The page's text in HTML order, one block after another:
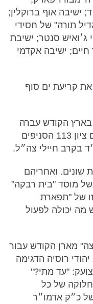
ישיבה אוף ברוקלין;
תורה" של חסידי
ג׳ואיש סנטר; ישיבת
ישיבה אקדמי
קריעת ים סוף
הקודש עברה
ועליה מפת ענק של ארץ ישראל עם ציון 113 הסניפים
בקרב חיילי צה״ל.
שונים. ואחריהם
של מוסד "בית רבקה"
של "תפארת
מה יכולה לפעול
מארן הקודש עבור
רוסיה הדגימה
"עד מתי?"
של כל
כ״ק אדמו״ר